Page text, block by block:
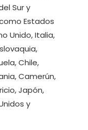
Sur y
Estados
Unido, Italia,
Chile,
Camerún,
Japón,
y